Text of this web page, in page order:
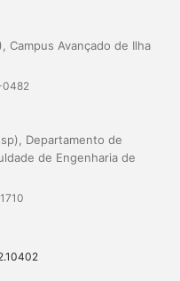
Campus Avançado de Ilha
Departamento de
de Engenharia de